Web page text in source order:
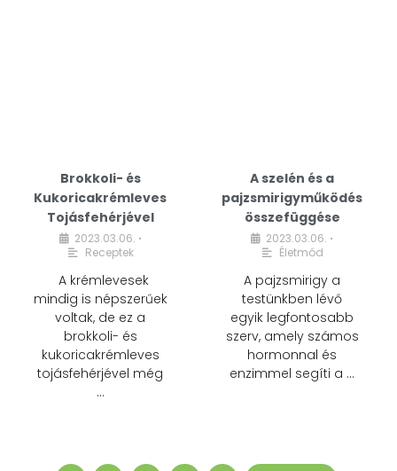
Brokkoli- és
Kukoricakrémleves
Tojásfehérjével
2023.03.06. •
Receptek
A krémlevesek
mindig is népszerűek
voltak, de ez a
brokkoli- és
kukoricakrémleves
tojásfehérjével még
…
A szelén és a
pajzsmirigyműködés
összefüggése
2023.03.06. •
Életmód
A pajzsmirigy a
testünkben lévő
egyik legfontosabb
szerv, amely számos
hormonnal és
enzimmel segíti a …